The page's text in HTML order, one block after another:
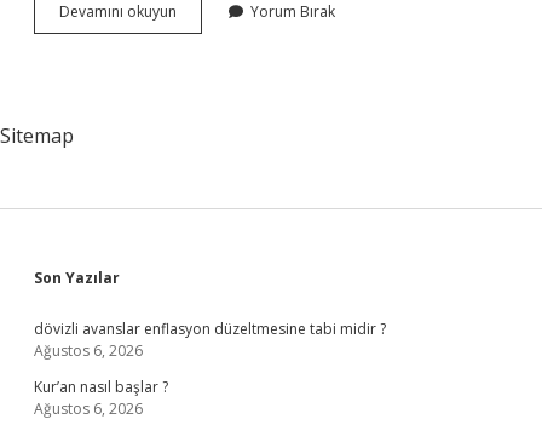
Devamını okuyun
İZban
Yorum Bırak
Sitemap
Sidebar
Son Yazılar
dövizli avanslar enflasyon düzeltmesine tabi midir ?
Ağustos 6, 2026
Kur’an nasıl başlar ?
Ağustos 6, 2026